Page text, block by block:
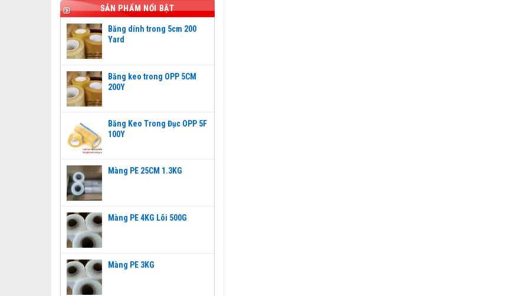
SẢN PHẨM NỔI BẬT
Băng dính trong 5cm 200
Yard
Băng keo trong OPP 5CM
200Y
Băng Keo Trong Đục OPP 5F
100Y
Màng PE 25CM 1.3KG
Màng PE 4KG Lõi 500G
Màng PE 3KG